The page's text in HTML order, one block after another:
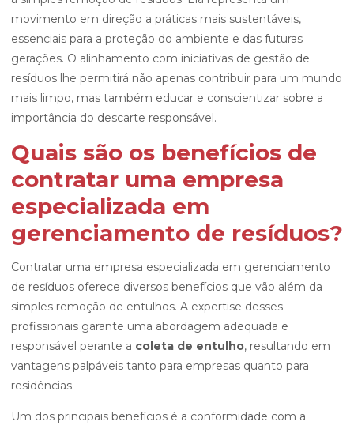
movimento em direção a práticas mais sustentáveis,
essenciais para a proteção do ambiente e das futuras
gerações. O alinhamento com iniciativas de gestão de
resíduos lhe permitirá não apenas contribuir para um mundo
mais limpo, mas também educar e conscientizar sobre a
importância do descarte responsável.
Quais são os benefícios de
contratar uma empresa
especializada em
gerenciamento de resíduos?
Contratar uma empresa especializada em gerenciamento
de resíduos oferece diversos benefícios que vão além da
simples remoção de entulhos. A expertise desses
profissionais garante uma abordagem adequada e
responsável perante a coleta de entulho, resultando em
vantagens palpáveis tanto para empresas quanto para
residências.
Um dos principais benefícios é a conformidade com a